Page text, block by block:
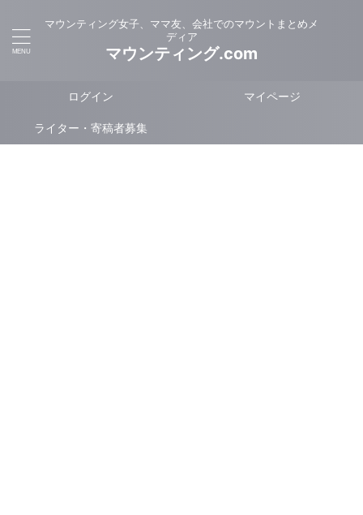
マウンティング女子、ママ友、会社でのマウントまとめメ
ディア
マウンティング.com
ログイン マイページ
ライター・寄稿者募集